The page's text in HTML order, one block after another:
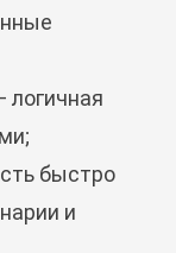
логичная
быстро
и